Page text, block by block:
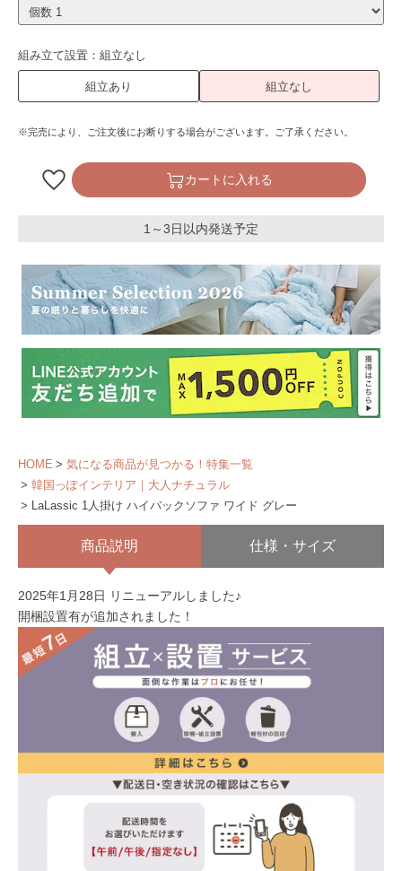
組み立て設置： 組立なし
組立あり 組立なし
※完売により、ご注文後にお断りする場合がございます。ご了承ください。
カートに入れる
1～3日以内発送予定
HOME
気になる商品が見つかる！特集一覧
韓国っぽインテリア｜大人ナチュラル
LaLassic 1人掛け ハイバックソファ ワイド グレー
商品説明 仕様・サイズ
2025年1月28日 リニューアルしました♪
開梱設置有が追加されました！